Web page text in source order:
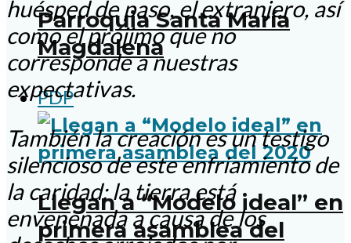
Parroquia Santa María
Magdalena
PDP
Llegan a “Modelo ideal” en
primera asamblea del
huésped de paso, el extranjero, así
como el prójimo que no
corresponde a nuestras
expectativas.
También la creación es un testigo
silencioso de este enfriamiento de
la caridad: la tierra está
envenenada a causa de los